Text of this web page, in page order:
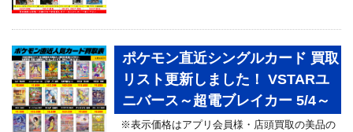
ポケモン直近シングルカード 買取
リスト更新しました！ VSTARユ
ニバース～超電ブレイカー 5/4～
※表示価格はアプリ会員様・店頭買取の美品の